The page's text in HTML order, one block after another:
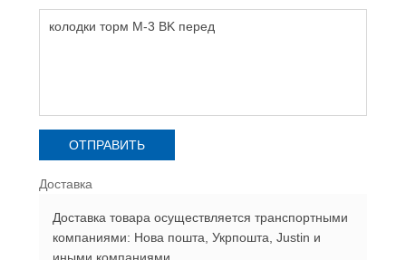
Доставка
Доставка товара осуществляется транспортными
компаниями: Нова пошта, Укрпошта, Justin и
иными компаниями.